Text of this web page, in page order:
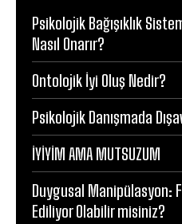
Psikolojik Bağışıklık
Nasıl Onarır?
Ontolojik İyi Oluş Nedir?
Psikolojik Danışmada
İYİYİM AMA MUTSUZUM
Duygusal Manipülasyon:
Ediliyor Olabilir misiniz?